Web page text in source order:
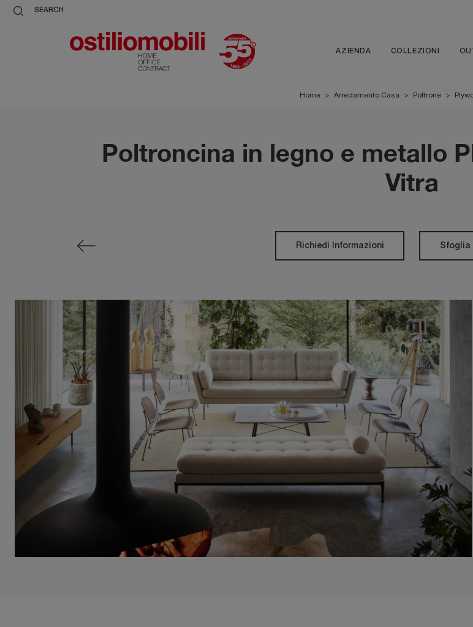
SEARCH
AZIENDA COLLEZIONI
Home > Arredamento Casa > Poltrone >
Poltroncina in legno e metallo
Vitra
Richiedi Informazioni Sfoglia